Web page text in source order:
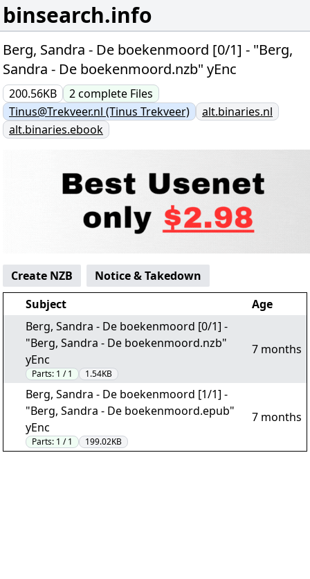
binsearch.info
Berg, Sandra - De boekenmoord [0/1] - "Berg,
Sandra - De boekenmoord.nzb" yEnc
200.56KB 2complete Files
Tinus@Trekveer.nl (Tinus Trekveer)
alt.binaries.nl
alt.binaries.ebook
Create NZB
Notice & Takedown
Subject
Age
Berg, Sandra - De boekenmoord [0/1] -
"Berg, Sandra - De boekenmoord.nzb"
yEnc
Parts: 1 / 1 1.54KB
7 months
Berg, Sandra - De boekenmoord [1/1] -
"Berg, Sandra - De boekenmoord.epub"
yEnc
Parts: 1 / 1 199.02KB
7 months